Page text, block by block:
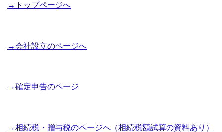
→トップページへ
→会社設立のページへ
→確定申告のページ
→相続税・贈与税のページへ（相続税額試算の資料あり）